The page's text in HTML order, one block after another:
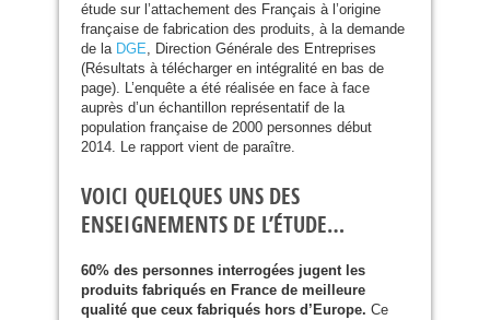
étude sur l’attachement des Français à l’origine
française de fabrication des produits, à la demande
de la DGE, Direction Générale des Entreprises
(Résultats à télécharger en intégralité en bas de
page). L’enquête a été réalisée en face à face
auprès d’un échantillon représentatif de la
population française de 2000 personnes début
2014. Le rapport vient de paraître.
VOICI QUELQUES UNS DES
ENSEIGNEMENTS DE L’ÉTUDE…
60% des personnes interrogées jugent les
produits fabriqués en France de meilleure
qualité que ceux fabriqués hors d’Europe. Ce